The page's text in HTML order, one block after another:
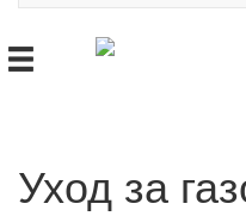
Уход за